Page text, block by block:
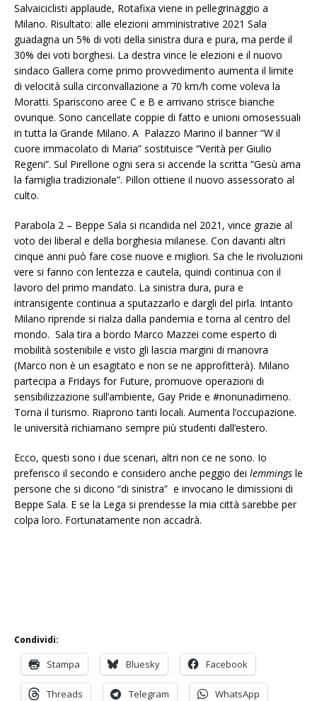
Salvaiciclisti applaude, Rotafixa viene in pellegrinaggio a
Milano. Risultato: alle elezioni amministrative 2021 Sala
guadagna un 5% di voti della sinistra dura e pura, ma perde il
30% dei voti borghesi. La destra vince le elezioni e il nuovo
sindaco Gallera come primo provvedimento aumenta il limite
di velocità sulla circonvallazione a 70 km/h come voleva la
Moratti. Spariscono aree C e B e arrivano strisce bianche
ovunque. Sono cancellate coppie di fatto e unioni omosessuali
in tutta la Grande Milano. A Palazzo Marino il banner “W il
cuore immacolato di Maria” sostituisce “Verità per Giulio
Regeni”. Sul Pirellone ogni sera si accende la scritta “Gesù ama
la famiglia tradizionale”. Pillon ottiene il nuovo assessorato al
culto.
Parabola 2 – Beppe Sala si ricandida nel 2021, vince grazie al
voto dei liberal e della borghesia milanese. Con davanti altri
cinque anni può fare cose nuove e migliori. Sa che le rivoluzioni
vere si fanno con lentezza e cautela, quindi continua con il
lavoro del primo mandato. La sinistra dura, pura e
intransigente continua a sputazzarlo e dargli del pirla. Intanto
Milano riprende si rialza dalla pandemia e torna al centro del
mondo. Sala tira a bordo Marco Mazzei come esperto di
mobilità sostenibile e visto gli lascia margini di manovra
(Marco non è un esagitato e non se ne approfitterà). Milano
partecipa a Fridays for Future, promuove operazioni di
sensibilizzazione sull’ambiente, Gay Pride e #nonunadimeno.
Torna il turismo. Riaprono tanti locali. Aumenta l’occupazione.
le università richiamano sempre più studenti dall’estero.
Ecco, questi sono i due scenari, altri non ce ne sono. Io
preferisco il secondo e considero anche peggio dei lemmings le
persone che si dicono “di sinistra” e invocano le dimissioni di
Beppe Sala. E se la Lega si prendesse la mia città sarebbe per
colpa loro. Fortunatamente non accadrà.
Condividi:
Stampa Bluesky Facebook
Threads Telegram WhatsApp